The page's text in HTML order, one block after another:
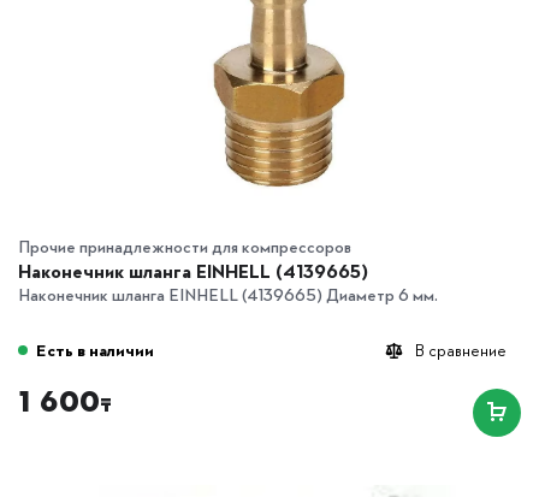
Прочие принадлежности для компрессоров
Наконечник шланга EINHELL (4139665)
Наконечник шланга EINHELL (4139665) Диаметр 6 мм.
В сравнение
Есть в наличии
1 600₸